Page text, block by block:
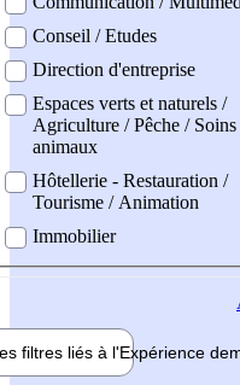
Conseil / Etudes
Direction d'entreprise
Espaces verts et naturels /
Agriculture / Pêche /
animaux
Hôtellerie - Restauration /
Tourisme / Animation
Immobilier
filtres liés à l'Expérience